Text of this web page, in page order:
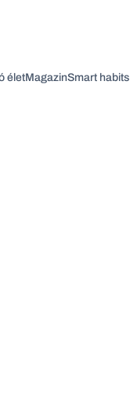
életMagazinSmart habits